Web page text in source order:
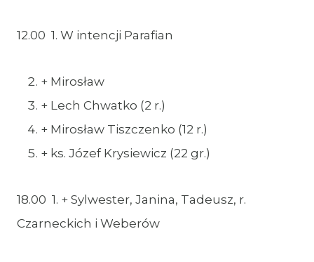
12.00 1. W intencji Parafian
+ Mirosław
+ Lech Chwatko (2 r.)
+ Mirosław Tiszczenko (12 r.)
+ ks. Józef Krysiewicz (22 gr.)
18.00 1. + Sylwester, Janina, Tadeusz, r.
Czarneckich i Weberów